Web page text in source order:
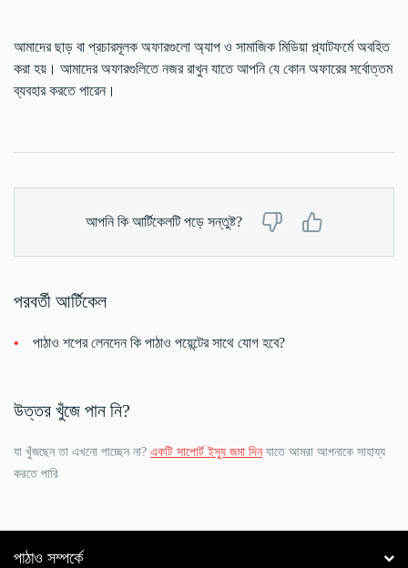
আমাদের ছাড় বা প্রচারমূলক অফারগুলো অ্যাপ ও সামাজিক মিডিয়া প্ল্যাটফর্মে অবহিত
করা হয়। আমাদের অফারগুলিতে নজর রাখুন যাতে আপনি যে কোন অফারের সর্বোত্তম
ব্যবহার করতে পারেন।
আপনি কি আর্টিকেলটি পড়ে সন্তুষ্ট?
পরবর্তী আর্টিকেল
পাঠাও শপের লেনদেন কি পাঠাও পয়েন্টের সাথে যোগ হবে?
উত্তর খুঁজে পান নি?
যা খুঁজছেন তা এখনো পাচ্ছেন না? একটি সাপোর্ট ইস্যু জমা দিনযাতে আমরা আপনাকে সাহায্য
করতে পারি
পাঠাও সম্পর্কে